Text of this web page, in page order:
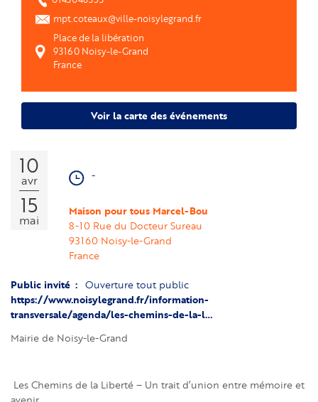
mpt.coteaux@ville-noisylegrand.fr
Place de la libération
93160 Noisy-le-Grand
France
Voir la carte des événements
10
avr
15
mai
-
Maison pour tous Marcel-Bou
8-10 Rue du Docteur Sureau
93160 Noisy-le-Grand
France
Public invité Ouverture tout public
https://www.noisylegrand.fr/information-
transversale/agenda/les-chemins-de-la-l…
Mairie de Noisy-le-Grand
Les Chemins de la Liberté – Un trait d’union entre mémoire et
avenir